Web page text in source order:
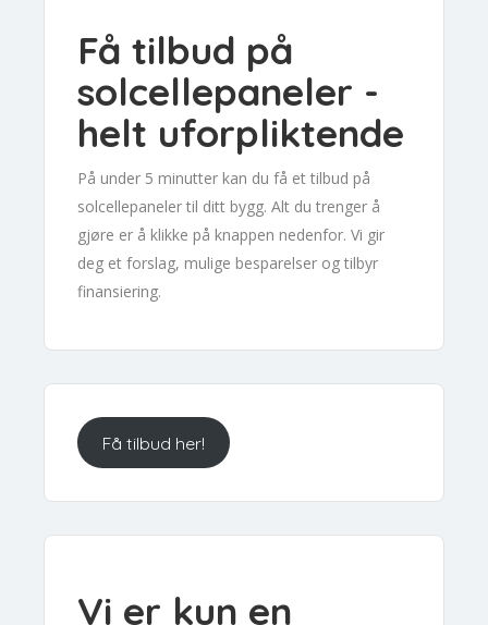
Få tilbud på
solcellepaneler -
helt uforpliktende
På under 5 minutter kan du få et tilbud på
solcellepaneler til ditt bygg. Alt du trenger å
gjøre er å klikke på knappen nedenfor. Vi gir
deg et forslag, mulige besparelser og tilbyr
finansiering.
Få tilbud her!
Vi er kun en